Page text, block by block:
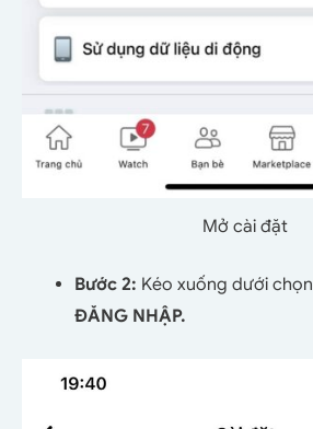
Mở cài đặt
Bước 2: Kéo xuống dưới chọn
ĐĂNG NHẬP.